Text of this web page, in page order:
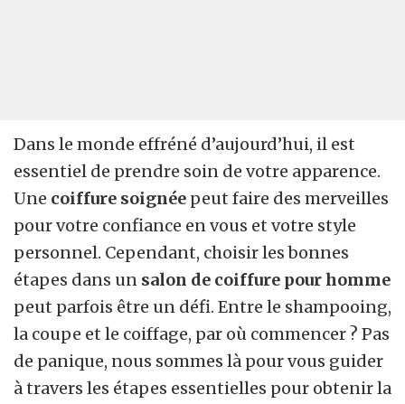
Dans le monde effréné d’aujourd’hui, il est
essentiel de prendre soin de votre apparence.
Une coiffure soignée peut faire des merveilles
pour votre confiance en vous et votre style
personnel. Cependant, choisir les bonnes
étapes dans un salon de coiffure pour homme
peut parfois être un défi. Entre le shampooing,
la coupe et le coiffage, par où commencer ? Pas
de panique, nous sommes là pour vous guider
à travers les étapes essentielles pour obtenir la